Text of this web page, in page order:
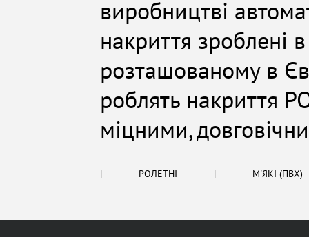
виробництві
накриття зроблені
розташованому в
роблять накриття
міцними,
| РОЛЕТНІ | М'ЯКІ (ПВХ)